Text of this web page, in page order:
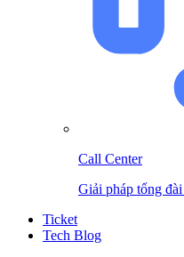
Call Center
Giải pháp tổng
Ticket
Tech Blog